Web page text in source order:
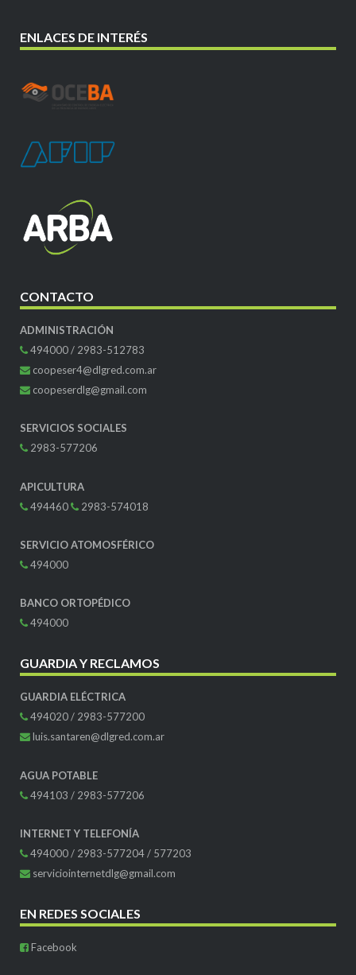
ENLACES DE INTERÉS
CONTACTO
ADMINISTRACIÓN
494000 / 2983-512783
coopeser4@dlgred.com.ar
coopeserdlg@gmail.com
SERVICIOS SOCIALES
2983-577206
APICULTURA
494460
2983-574018
SERVICIO ATOMOSFÉRICO
494000
BANCO ORTOPÉDICO
494000
GUARDIA Y RECLAMOS
GUARDIA ELÉCTRICA
494020 / 2983-577200
luis.santaren@dlgred.com.ar
AGUA POTABLE
494103 / 2983-577206
INTERNET Y TELEFONÍA
494000 / 2983-577204 / 577203
serviciointernetdlg@gmail.com
EN REDES SOCIALES
Facebook